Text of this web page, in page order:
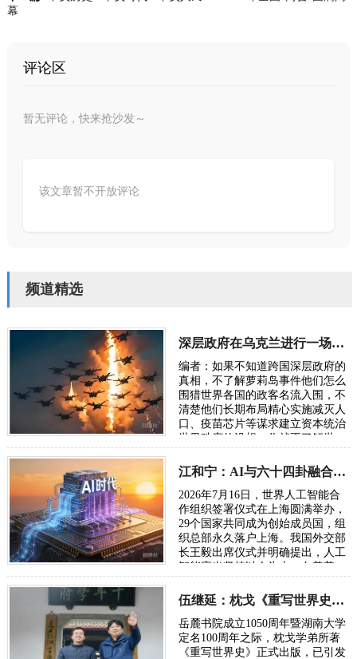
幕
评论区
暂无评论，快来抢沙发～
该文章暂不开放评论
频道精选
深层政府在乌克兰进行一场“地狱级大实验”，骗了全世界
编者：如果不知道跨国深层政府的
真相，不了解萝莉岛事件他们怎么
围猎世界各国的政客名流入围，不
清楚他们长期布局精心实施减灭人
口、疫苗芯片等谋求建立资本统治
世界秩序的设想，你就不了解世
眼联盟国家…
江和宁：AI与六十四卦融合将成为读懂宇宙的通用语言
2026年7月16日，世界人工智能合
作组织签署仪式在上海圆满举办，
29个国家共同成为创始成员国，组
织总部永久落户上海。我国外交部
长王毅出席仪式并明确提出，人工
智能应当坚持以人为本、向善普
共享机制，…
伍继延：枕戈《重写世界史》献礼湖大百周年校庆
岳麓书院成立1050周年暨湖南大学
定名100周年之际，枕戈学弟所著
《重写世界史》正式出版，已引发